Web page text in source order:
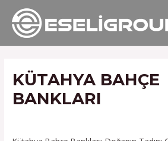
İçeriğe
atla
KÜTAHYA BAHÇE
BANKLARI
Yazı
gezinmesi